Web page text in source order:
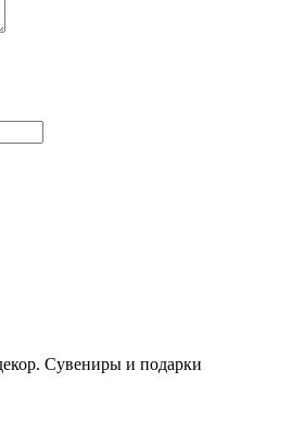
Сувениры и подарки